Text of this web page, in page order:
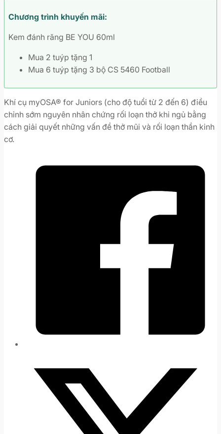
Chương trình khuyến mãi:
Kem đánh răng BE YOU 60ml
Mua 2 tuýp tặng 1
Mua 6 tuýp tặng 3 bộ CS 5460 Football
Khí cụ myOSA® for Juniors (cho độ tuổi từ 2 đến 6) điều
chỉnh sớm nguyên nhân chứng rối loạn thở khi ngủ bằng
cách giải quyết những vấn đề thở mũi và rối loạn thần kinh
cơ.